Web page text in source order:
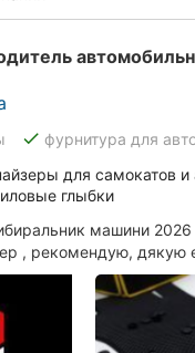
done фурнитура для
для самокатов и
глыбки
машини 2026
, рекомендую, дякую